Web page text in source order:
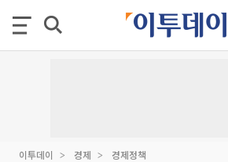
이투데이 경제 경제정책